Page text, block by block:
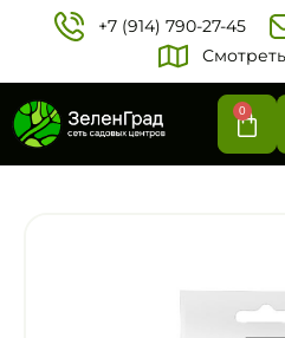
+7 (914) 790-27-45‬
0